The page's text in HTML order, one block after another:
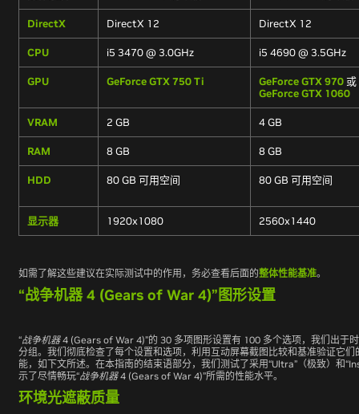
DirectX DirectX 12 DirectX 12
CPU i5 3470 @ 3.0GHz i5 4690 @ 3.5GHz
GPU GeForce GTX 750 Ti GeForce GTX 970或
GeForce GTX 1060
VRAM 2 GB 4 GB
RAM 8 GB 8 GB
HDD 80 GB 可用空间 80 GB 可用空间
显示器 1920x1080 2560x1440
如需了解这些建议在实际测试中的作用，务必查看后面的整体性能基准。
“战争机器 4 (Gears of War 4)”图形设置
“战争机器4 (Gears of War 4)”的 30 多项图形设置有 100 多个选项，我们出于
分组。我们彻底检查了每个设置和选项，利用互动屏幕截图比较和基准验证它
能，如下文所述。在本指南的结束语部分，我们测试了采用“Ultra”（极致）和
示了尽情畅玩“战争机器4 (Gears of War 4)”所需的性能水平。
环境光遮蔽质量